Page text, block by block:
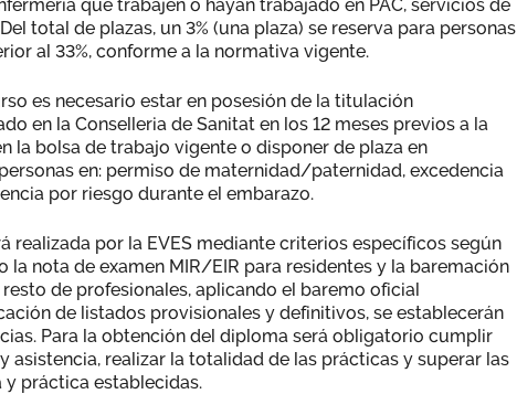
que trabajen o hayan trabajado en PAC, servicios de
total de plazas, un 3% (una plaza) se reserva para personas
al 33%, conforme a la normativa vigente.
es necesario estar en posesión de la titulación
en la Conselleria de Sanitat en los 12 meses previos a la
la bolsa de trabajo vigente o disponer de plaza en
en: permiso de maternidad/paternidad, excedencia
por riesgo durante el embarazo.
realizada por la EVES mediante criterios específicos según
la nota de examen MIR/EIR para residentes y la baremación
de profesionales, aplicando el baremo oficial
de listados provisionales y definitivos, se establecerán
Para la obtención del diploma será obligatorio cumplir
asistencia, realizar la totalidad de las prácticas y superar las
práctica establecidas.